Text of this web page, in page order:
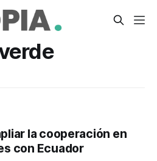
la cooperación en
con Ecuador